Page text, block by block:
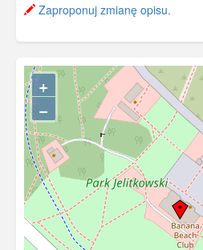
Zaproponuj zmianę opisu.
+
−